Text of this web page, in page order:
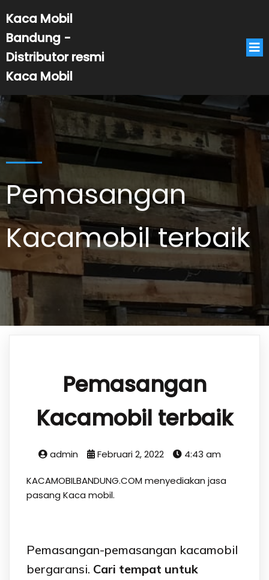
Kaca Mobil
Bandung -
Distributor resmi
Kaca Mobil
Pemasangan
Kacamobil terbaik
Pemasangan
Kacamobil terbaik
admin Februari 2, 2022 4:43 am
KACAMOBILBANDUNG.COM menyediakan jasa
pasang Kaca mobil.
Pemasangan-pemasangan kacamobil
bergaransi. Cari tempat untuk